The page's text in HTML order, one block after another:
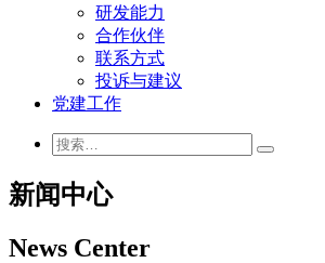
研发能力
合作伙伴
联系方式
投诉与建议
党建工作
新闻中心
News Center